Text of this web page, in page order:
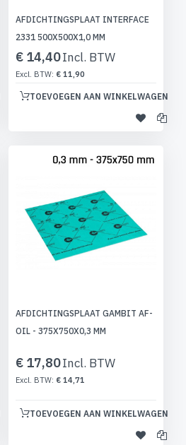
AFDICHTINGSPLAAT INTERFACE
2331 500X500X1,0 MM
€ 14,40
€ 11,90
TOEVOEGEN AAN WINKELWAGEN
AFDICHTINGSPLAAT GAMBIT AF-
OIL - 375X750X0,3 MM
€ 17,80
€ 14,71
TOEVOEGEN AAN WINKELWAGEN